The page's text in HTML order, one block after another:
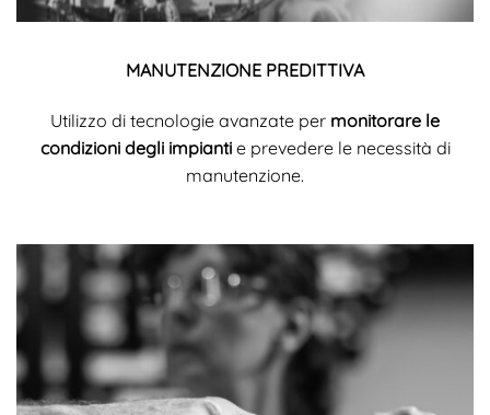
MANUTENZIONE PREDITTIVA
Utilizzo di tecnologie avanzate per monitorare le
condizioni degli impiantie prevedere le necessità di
manutenzione.